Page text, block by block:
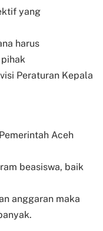
yang
harus
Peraturan Kepala
Aceh
beasiswa, baik
anggaran maka